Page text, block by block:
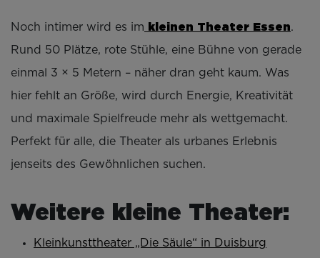
Noch intimer wird es im kleinen Theater Essen.
Rund 50 Plätze, rote Stühle, eine Bühne von gerade
einmal 3 × 5 Metern – näher dran geht kaum. Was
hier fehlt an Größe, wird durch Energie, Kreativität
und maximale Spielfreude mehr als wettgemacht.
Perfekt für alle, die Theater als urbanes Erlebnis
jenseits des Gewöhnlichen suchen.
Weitere kleine Theater:
Kleinkunsttheater „Die Säule“ in Duisburg